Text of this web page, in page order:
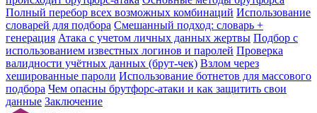
Полный перебор всех возможных комбинаций Использование
словарей для подбора Смешанный подход: словарь +
генерация Атака с учетом личных данных жертвы Подбор с
использованием известных логинов и паролей Проверка
валидности учётных данных (брут-чек) Взлом через
хешированные пароли Использование ботнетов для массового
подбора Чем опасны брутфорс-атаки и как защитить свои
данные Заключение